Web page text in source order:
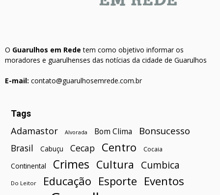
O Guarulhos em Rede tem como objetivo informar os
moradores e guarulhenses das notícias da cidade de Guarulhos
E-mail: contato@guarulhosemrede.com.br
Tags
Adamastor Alvorada Bom Clima Bonsucesso
Brasil Cabuçu Cecap Centro Cocaia
Continental Crimes Cultura Cumbica
Do Leitor Educação Esporte Eventos